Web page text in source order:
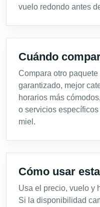
vuelo redondo antes
Cuándo
Compara otro
garantizado, mejor
horarios más
o servicios
miel.
Cómo usar
Usa el precio, vuelo y
Si la disponibilidad